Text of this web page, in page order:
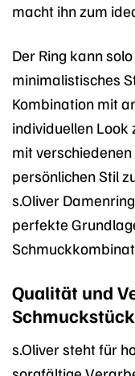
macht ihn zum
Der Ring kann
minimalistisches
Kombination mit
individuellen Look
mit
persönlichen Stil
s.Oliver
perfekte
Qualität und
s.Oliver steht für